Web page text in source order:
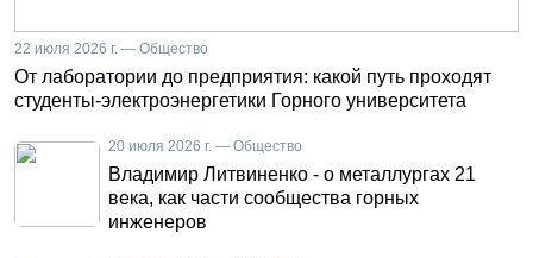
22 июля 2026 г. — Общество
От лаборатории до предприятия: какой путь проходят
студенты-электроэнергетики Горного университета
20 июля 2026 г. — Общество
Владимир Литвиненко - о металлургах 21
века, как части сообщества горных
инженеров